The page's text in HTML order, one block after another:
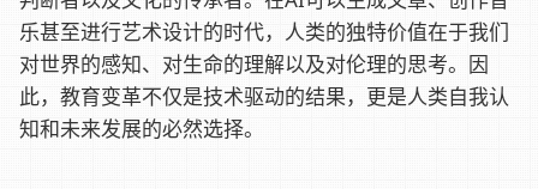
乐甚至进行艺术设计的时代，人类的独特价值在于我们
对世界的感知、对生命的理解以及对伦理的思考。因
此，教育变革不仅是技术驱动的结果，更是人类自我认
知和未来发展的必然选择。